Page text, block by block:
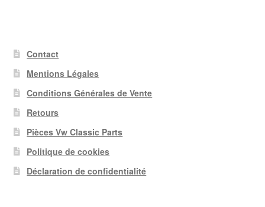
Contact
Mentions Légales
Conditions Générales de Vente
Retours
Pièces Vw Classic Parts
Politique de cookies
Déclaration de confidentialité